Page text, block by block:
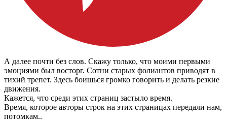
А далее почти без слов. Скажу только, что моими первыми
эмоциями был восторг. Сотни старых фолиантов приводят в
тихий трепет. Здесь боишься громко говорить и делать резкие
движения.
Кажется, что среди этих страниц застыло время.
Время, которое авторы строк на этих страницах передали нам,
потомкам..